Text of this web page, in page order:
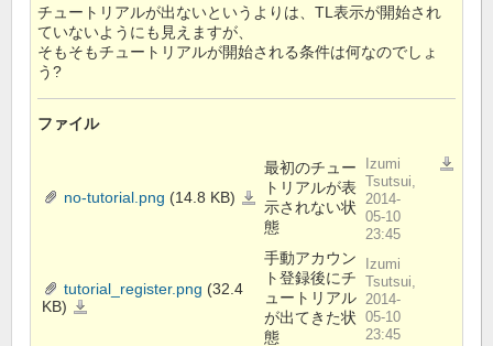
チュートリアルが出ないというよりは、TL表示が開始され
ていないようにも見えますが、
そもそもチュートリアルが開始される条件は何なのでしょ
う?
ファイル
no-tutorial.png (14.8 KB)
tutorial.png
最初のチュー
トリアルが表
示されない状
態
Izumi
Tsutsui,
2014-
05-10
23:45
tutorial_register.png (32.4
KB)
手動アカウン
ト登録後にチ
ュートリアル
が出てきた状
態
Izumi
Tsutsui,
2014-
05-10
23:45